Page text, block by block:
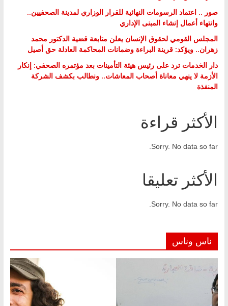
صور .. اعتماد الرسومات النهائية للقرار الوزاري لمدينة الصحفيين..
وانتهاء أعمال إنشاء المبنى الإداري
المجلس القومي لحقوق الإنسان يعلن متابعة قضية الدكتور محمد
زهران.. ويؤكد: قرينة البراءة وضمانات المحاكمة العادلة حق أصيل
دار الخدمات ترد على رئيس هيئة التأمينات بعد مؤتمره الصحفي: إنكار
الأزمة لا ينهي معاناة أصحاب المعاشات.. ونطالب بكشف الشركة
المنفذة
الأكثر قراءة
Sorry. No data so far.
الأكثر تعليقا
Sorry. No data so far.
ناس وناس